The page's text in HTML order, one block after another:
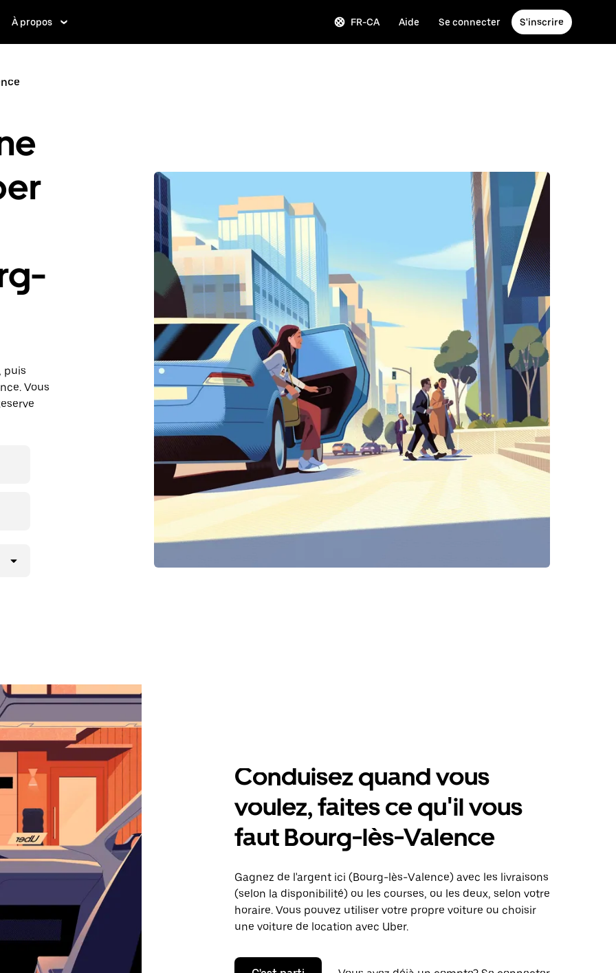
À propos FR-CA Aide Se connecter S'inscrire
puis
Vous
Conduisez quand vous
voulez, faites ce qu'il vous
faut Bourg-lès-Valence
Gagnez de l'argent ici (Bourg-lès-Valence) avec les livraisons
(selon la disponibilité) ou les courses, ou les deux, selon votre
horaire. Vous pouvez utiliser votre propre voiture ou choisir
une voiture de location avec Uber.